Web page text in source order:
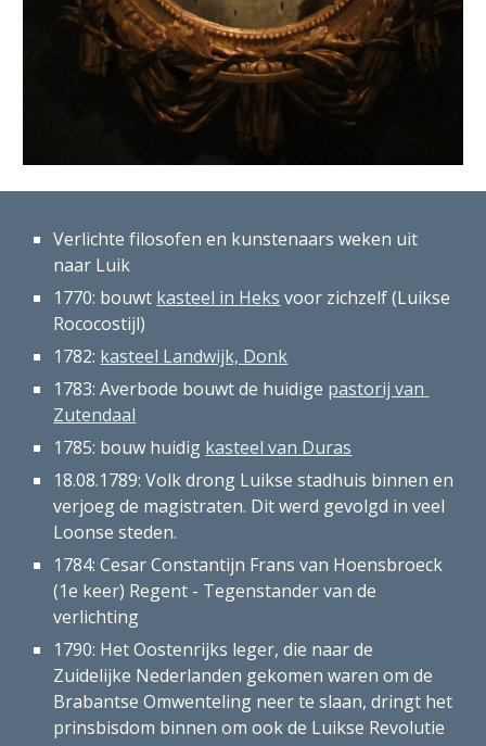
Verlichte filosofen en kunstenaars weken uit
naar Luik
1770: bouwt kasteel in Heks voor zichzelf (Luikse
Rococostijl)
1782: kasteel Landwijk, Donk
1783: Averbode bouwt de huidige pastorij van
Zutendaal
1785: bouw huidig kasteel van Duras
18.08.1789: Volk drong Luikse stadhuis binnen en
verjoeg de magistraten. Dit werd gevolgd in veel
Loonse steden.
1784: Cesar Constantijn Frans van Hoensbroeck
(1e keer) Regent - Tegenstander van de
verlichting
1790: Het Oostenrijks leger, die naar de
Zuidelijke Nederlanden gekomen waren om de
Brabantse Omwenteling neer te slaan, dringt het
prinsbisdom binnen om ook de Luikse Revolutie